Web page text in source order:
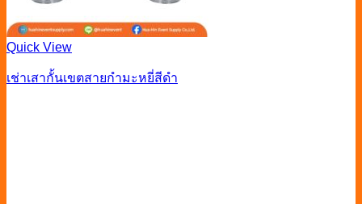
Quick View
เช่าเสากั้นเขตสายกำมะหยี่สีดำ